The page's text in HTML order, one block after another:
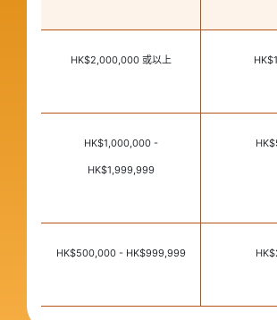
HK$2,000,000 或以上
HK$1,000,000 -
HK$1,999,999
HK$500,000 - HK$999,999